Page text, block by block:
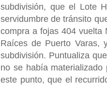
subdivisión, que el Lote
servidumbre de tránsito
compra a fojas 404 vuelta
Raíces de Puerto Varas,
subdivisión. Puntualiza
no se había
este punto, que el